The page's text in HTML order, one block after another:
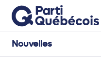
Nouvelles